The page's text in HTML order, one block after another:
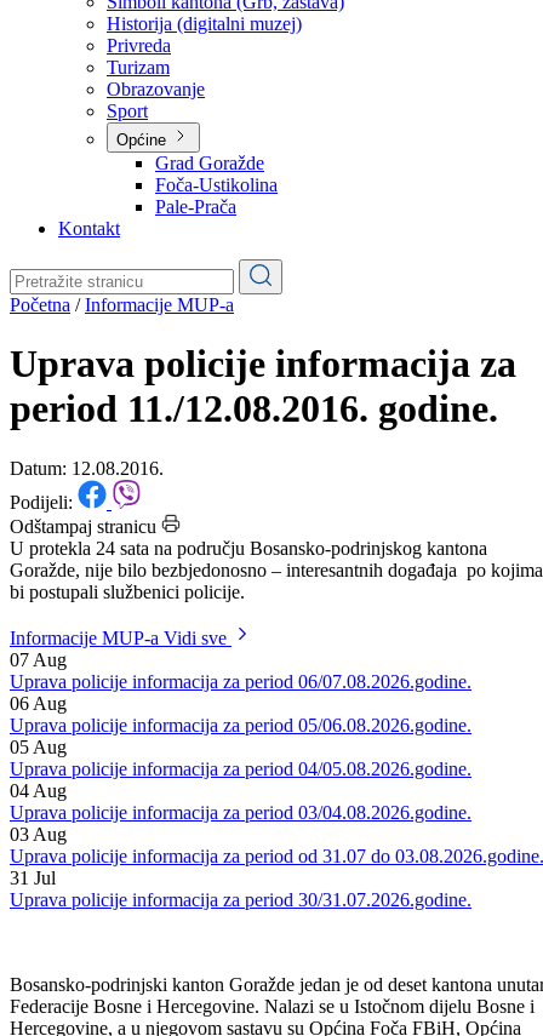
O kantonu
O kantonu
Simboli kantona (Grb, zastava)
Historija (digitalni muzej)
Privreda
Turizam
Obrazovanje
Općine
Pale-Prača
Kontakt
Početna/Informacije MUP-a
Uprava policije informacija za
period 11./12.08.2016. godine.
Datum: 12.08.2016.
Podijeli:
Odštampaj stranicu
Goražde, nije bilo bezbjedonosno – interesantnih događaja po kojima
bi postupali službenici policije.
Informacije MUP-a
07Aug
Uprava policije informacija za period 06/07.08.2026.godine.
06Aug
Uprava policije informacija za period 05/06.08.2026.godine.
05Aug
Uprava policije informacija za period 04/05.08.2026.godine.
04Aug
Uprava policije informacija za period 03/04.08.2026.godine.
03Aug